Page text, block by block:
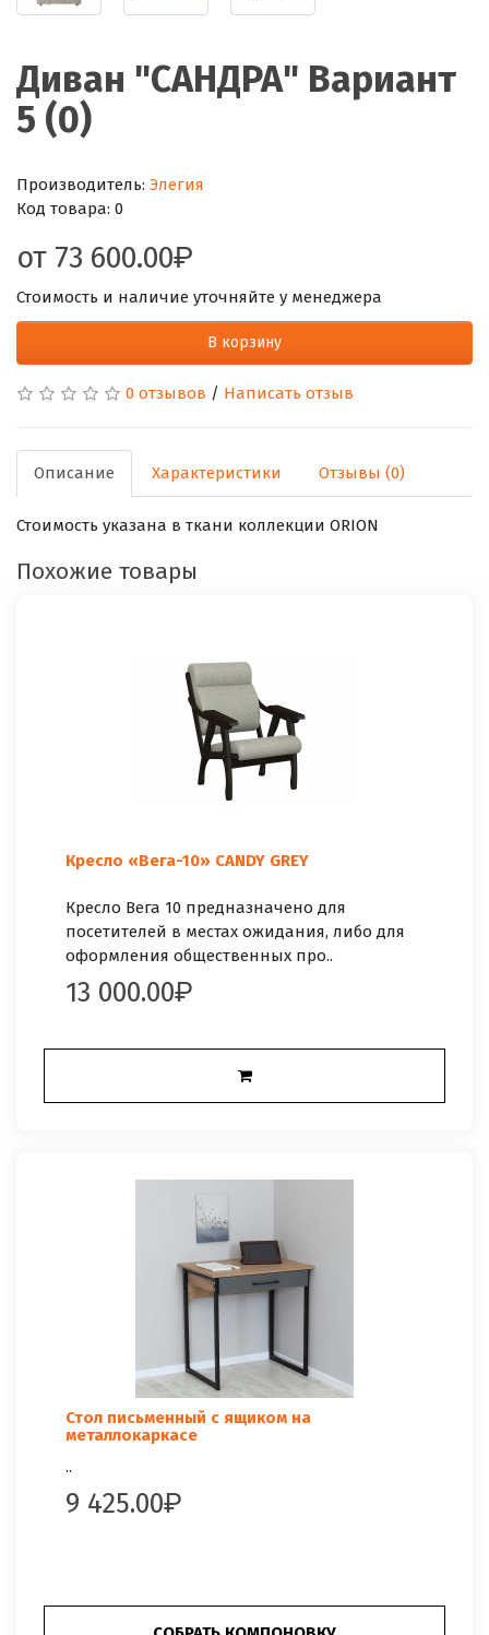
Диван "САНДРА" Вариант
5 (0)
Производитель: Элегия
Код товара: 0
от 73 600.00
Стоимость и наличие уточняйте у менеджера
В корзину
0 отзывов / Написать отзыв
Описание Характеристики Отзывы (0)
Стоимость указана в ткани коллекции ORION
Похожие товары
Кресло «Вега-10» CANDY GREY
Кресло Вега 10 предназначено для
посетителей в местах ожидания, либо для
оформления общественных про..
13 000.00
Стол письменный с ящиком на
металлокаркасе
..
9 425.00